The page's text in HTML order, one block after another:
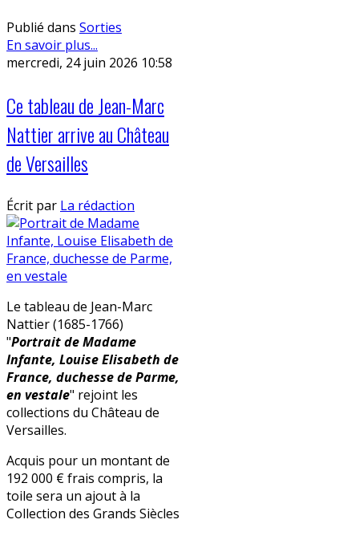
Publié dans Sorties
En savoir plus...
mercredi, 24 juin 2026 10:58
Ce tableau de Jean-Marc
Nattier arrive au Château
de Versailles
Écrit par La rédaction
Le tableau de Jean-Marc
Nattier (1685-1766)
"Portrait de Madame
Infante, Louise Elisabeth de
France, duchesse de Parme,
en vestale" rejoint les
collections du Château de
Versailles.
Acquis pour un montant de
192 000 € frais compris, la
toile sera un ajout à la
Collection des Grands Siècles